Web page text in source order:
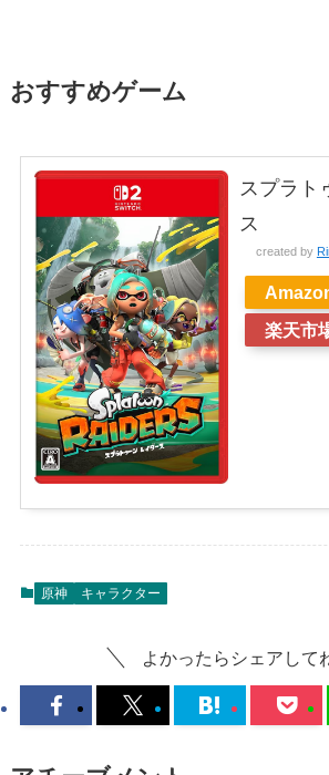
おすすめゲーム
スプラト
ス
created by
楽天市
原神 キャラクター
よかったらシェアして